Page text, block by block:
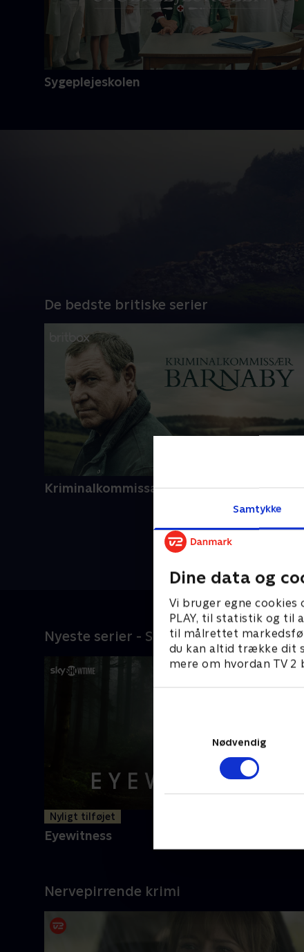
Samtykke
Dine data og
Vi bruger egne
PLAY, til statistik og til
til målrettet
du kan altid trække dit
mere om hvordan TV
Nødvendig
Sygeplejeskolen
De bedste britiske serier
Kriminalkommissær Barnaby
Nyeste serier - SkyShowtime
Nyligt tilføjet
Eyewitness
Nervepirrende krimi